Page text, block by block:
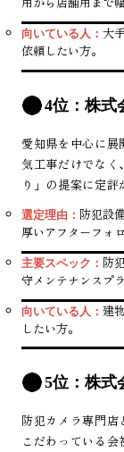
向いている人： 大
依頼したい方。
4位：株式
愛知県を中心に展
気工事だけでなく
り」の提案に定評
選定理由： 防犯設
厚いアフターフォロ
主要スペック： 防
守メンテナンスプ
向いている人： 建
したい方。
5位：株式
防犯カメラ専門店
こだわっている